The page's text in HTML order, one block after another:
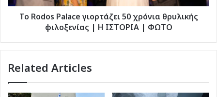
|
ΦΩΤΟ
Το Rodos Palace γιορτάζει 50 χρόνια θρυλικής
φιλοξενίας | Η ΙΣΤΟΡΙΑ | ΦΩΤΟ
Related Articles